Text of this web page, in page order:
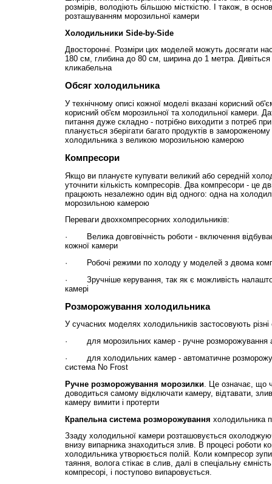
розмірів, володіють більшою місткістю. І також, в
розташуванням морозильної камери
Холодильники Side-by-Side
Двосторонні. Розміри цих моделей можуть досягати
180 см, глибина до 80 см, ширина до 1 метра.
кликабельна
Обсяг холодильника
У технічному описі кожної моделі вказані корисний
корисний об'єм морозильної та холодильної камери.
питання дуже складно - потрібно виходити з потреб при
планується зберігати багато продуктів в
холодильника з великою морозильною камерою
Компресори
Якщо ви плануєте купувати великий або середній
уточнити кількість компресорів. Два компресори - це
працюють незалежно один від одного: одна на
морозильною камерою
Переваги двохкомпресорних холодильників:
· Велика довговічність роботи - включення
кожної камери
· Робочі режими по холоду у моделей з двома
· Зручніше керування, так як є можливість
камері
Розморожування холодильника
У сучасних моделях холодильників застосовують
· для морозильних камер - ручне розморожування
· для холодильних камер - автоматичне
система No Frost
Ручне розморожування морозилки. Це означає, що
доводиться самому відключати камеру, відтавати,
камеру вимити і протерти
Крапельна система розморожування холодильника
Ззаду холодильної камери розташовується
внизу випарника знаходиться злив. В процесі роботи
холодильника утворюється полій. Коли компресор
таяння, волога стікає в слив, далі в спеціальну
компресорі, і поступово випаровується.